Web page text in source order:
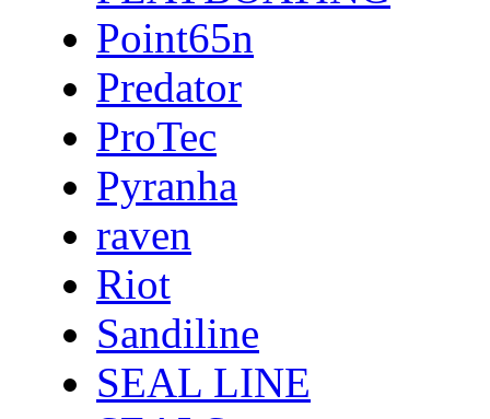
Point65n
Predator
ProTec
Pyranha
raven
Riot
Sandiline
SEAL LINE